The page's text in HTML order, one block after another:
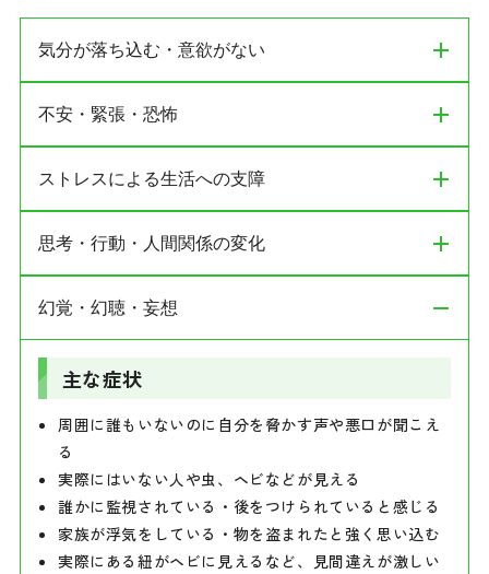
気分が落ち込む・意欲がない
主な症状
憂うつな気分・悲しい・絶望感・孤独感を感じる
何に対しても興味がわかない・喜びを感じない
思考力・集中力の低下・仕事や勉強に身が入らない
自分に価値がないと感じる・自責の念が強い
時々死にたくなる・消えてしまいたいと思う
考えられる疾患
うつ病など
うつ病 高齢期のこころの問題
不安・緊張・恐怖
主な症状
漠然とした不安やイライラが続く
人前で過度に緊張する（声の上擦り・顔の赤らみ・頭
本番に弱い・対人緊張が強い
突然の動悸・息苦しさ・死ぬのではないかという恐怖
（パニック発作）
電車や人混みなど、特定の場所が怖くて避けてしまう
何度も確認しないと気が済まない・手を洗いすぎる
（強迫行為）
考えられる疾患
パニック障害・社交不安障害・全般性不安障害・強迫性
ストレスによる生活への支障
主な症状
環境の変化に適応できず、心身に不調が出ている
出社拒否・不登校・引きこもり・職場不適応
い
考えられる疾患
適応障害・職場不適応症・心因反応・PMS（月経前症候
群）など
思考・行動・人間関係の変化
主な症状
（幻聴・妄想）
考えがまとまらない・話が支離滅裂になる
お酒が止められない（アルコール依存）
極端な食事制限または過食嘔吐を繰り返す（摂食障
害）
リストカットなどの自傷行為
特定のものごとへの強いこだわり・コミュニケーショ
幻覚・幻聴・妄想
主な症状
周囲に誰もいないのに自分を脅かす声や悪口が聞こえ
る
実際にはいない人や虫、ヘビなどが見える
誰かに監視されている・後をつけられていると感じる
家族が浮気をしている・物を盗まれたと強く思い込む
実際にある紐がヘビに見えるなど、見間違えが激しい